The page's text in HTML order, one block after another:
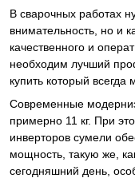
В сварочных работах
внимательность, но и
качественного и
необходим лучший
купить который
Современные
примерно 11 кг. При
инверторов сумели
мощность, такую же,
сегодняшний день,